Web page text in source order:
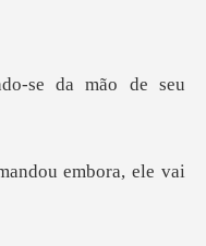
se da
embora, el